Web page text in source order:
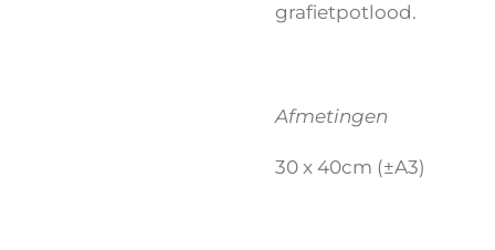
grafietpotlood.
Afmetingen
30 x 40cm (±A3)